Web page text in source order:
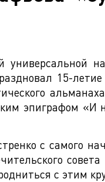
15-
эпиграфом «И
с самого
с этим